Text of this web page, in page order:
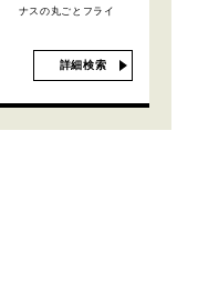
ナスの丸ごとフライ
詳細検索